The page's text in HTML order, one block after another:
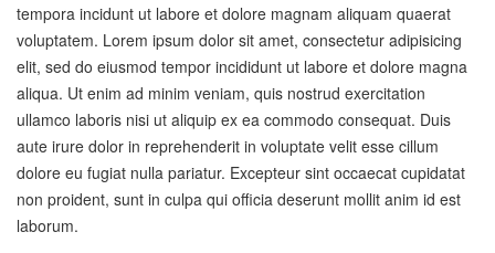
tempora incidunt ut labore et dolore magnam aliquam quaerat
voluptatem. Lorem ipsum dolor sit amet, consectetur adipisicing
elit, sed do eiusmod tempor incididunt ut labore et dolore magna
aliqua. Ut enim ad minim veniam, quis nostrud exercitation
ullamco laboris nisi ut aliquip ex ea commodo consequat. Duis
aute irure dolor in reprehenderit in voluptate velit esse cillum
dolore eu fugiat nulla pariatur. Excepteur sint occaecat cupidatat
non proident, sunt in culpa qui officia deserunt mollit anim id est
laborum.